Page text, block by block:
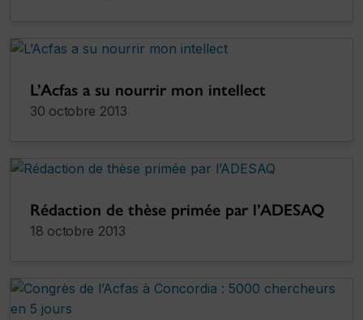
L’Acfas a su nourrir mon intellect
30 octobre 2013
Rédaction de thèse primée par l’ADESAQ
18 octobre 2013